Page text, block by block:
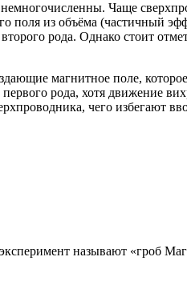
Чаще
поля из объёма (частичный
рода. Однако стоит
магнитное поле,
рода, хотя движение
чего избегают
называют «гроб